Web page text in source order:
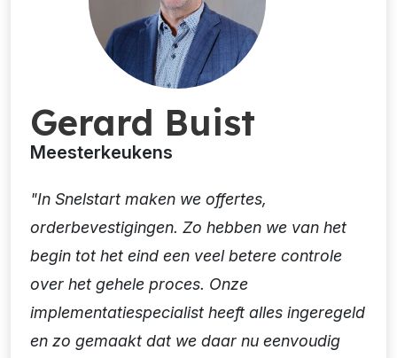
Gerard Buist
Meesterkeukens
"In Snelstart maken we offertes,
orderbevestigingen. Zo hebben we van het
begin tot het eind een veel betere controle
over het gehele proces. Onze
implementatiespecialist heeft alles ingeregeld
en zo gemaakt dat we daar nu eenvoudig